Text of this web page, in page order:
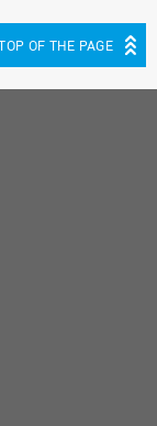
OF THE PAGE